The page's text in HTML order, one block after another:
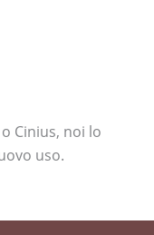
Cinius, noi lo
uso.